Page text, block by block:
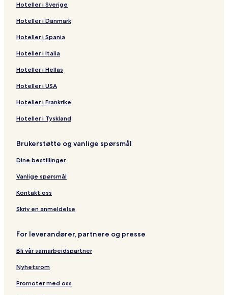
Hoteller i Sverige
Hoteller i Danmark
Hoteller i Spania
Hoteller i Italia
Hoteller i Hellas
Hoteller i USA
Hoteller i Frankrike
Hoteller i Tyskland
Brukerstøtte og vanlige spørsmål
Dine bestillinger
Vanlige spørsmål
Kontakt oss
Skriv en anmeldelse
For leverandører, partnere og presse
Bli vår samarbeidspartner
Nyhetsrom
Promoter med oss